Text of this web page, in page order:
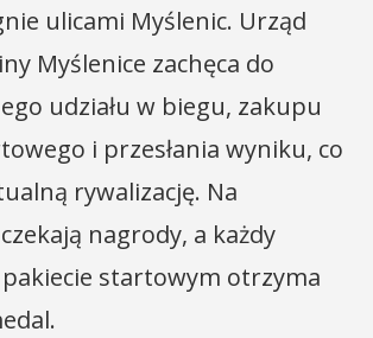
ulicami Myślenic. Urząd
Myślenice zachęca do
udziału w biegu, zakupu
i przesłania wyniku, co
rywalizację. Na
nagrody, a każdy
startowym otrzyma